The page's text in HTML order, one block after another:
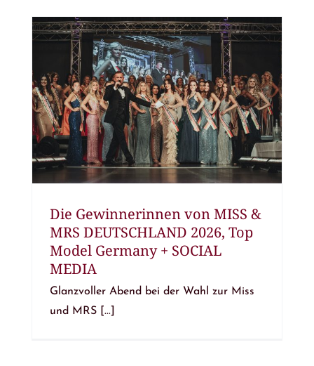
Die Gewinnerinnen von MISS &
MRS DEUTSCHLAND 2026, Top
Model Germany + SOCIAL
MEDIA
Glanzvoller Abend bei der Wahl zur Miss
und MRS [...]